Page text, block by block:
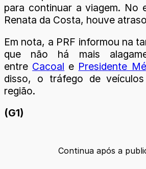
para continuar a viagem. No
Renata da Costa, houve
Em nota, a PRF informou na
que não há mais
entre Cacoal e Presidente
disso, o tráfego de
região.
(G1)
Continua após a